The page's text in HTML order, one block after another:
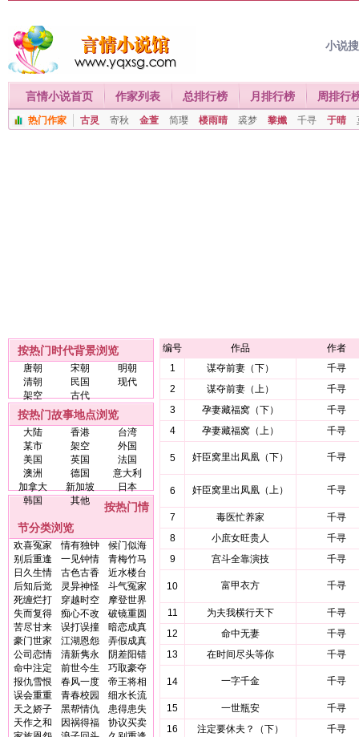
小说
言情小说首页 作家列表 总排行榜 月排行榜 周排行
热门作家 古灵 寄秋 金萱 简璎 楼雨晴 裘梦 黎孅 千寻 于晴
按热门时代背景浏览
唐朝 宋朝
明朝
清朝
民国
现代
架空
古代
按热门故事地点浏览
大陆 香港
台湾
某市
架空
外国
美国
英国
法国
澳洲
德国
意大利
加拿大
新加坡
日本
韩国
其他
按热门情
节分类浏览
欢喜冤家 情有独钟
候门似海
别后重逢
一见钟情
青梅竹马
日久生情
古色古香
近水楼台
后知后觉
灵异神怪
斗气冤家
死缠烂打
穿越时空
摩登世界
失而复得
痴心不改
破镜重圆
苦尽甘来
误打误撞
暗恋成真
豪门世家
江湖恩怨
弄假成真
公司恋情
清新隽永
阴差阳错
命中注定
前世今生
巧取豪夺
报仇雪恨
春风一度
帝王将相
误会重重
青春校园
细水长流
天之娇子
黑帮情仇
患得患失
天作之和
因祸得福
协议买卖
编号 作品
作者
1
谋夺前妻（下）
千寻
2
谋夺前妻（上）
千寻
3
孕妻藏福窝（下）
千寻
4
孕妻藏福窝（上） 千寻
5 奸臣窝里出凤凰（下） 千寻
6 奸臣窝里出凤凰（上） 千寻
7 毒医忙养家
千寻
8
小庶女旺贵人
千寻
9
宫斗全靠演技 千寻
10 富甲衣方 千寻
11 为夫我横行天下
千寻
12
命中无妻
千寻
13
在时间尽头等你 千寻
14 一字千金 千寻
15 一世瓶安
千寻
16
注定要休夫？（下）
千寻